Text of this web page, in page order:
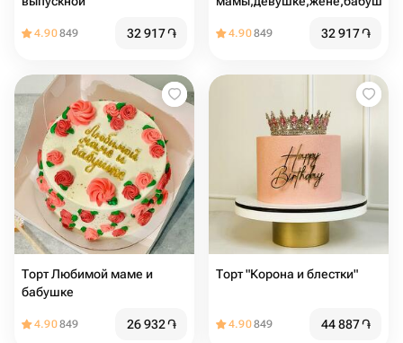
4.90849 32 917֏ 4.90849 32 917֏
Торт Любимой маме и
бабушке
4.90849 26 932֏
Торт "Корона и блестки"
4.90849 44 887֏